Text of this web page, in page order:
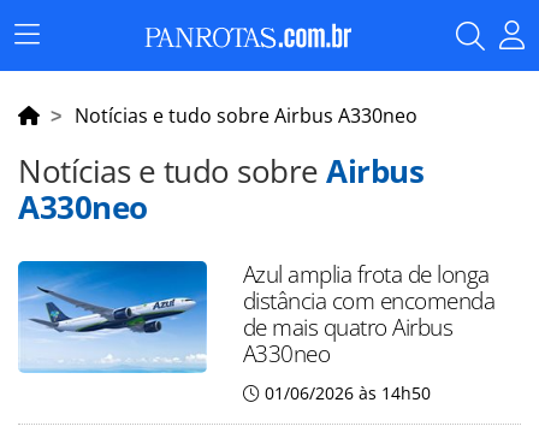
Menu
Principal
Notícias e tudo sobre Airbus A330neo
Notícias e tudo sobreAirbus
A330neo
Azul amplia frota de longa
distância com encomenda
de mais quatro Airbus
A330neo
01/06/2026 às 14h50